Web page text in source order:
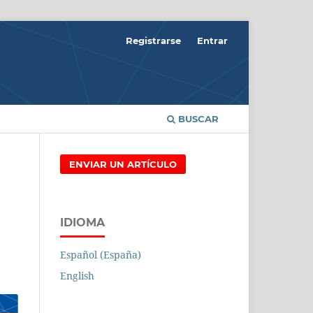
BUSCAR
Registrarse Entrar
ENVIAR UN ARTÍCULO
IDIOMA
Español (España)
English